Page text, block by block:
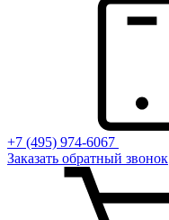
+7 (495) 974-6067
Заказать обратный звонок